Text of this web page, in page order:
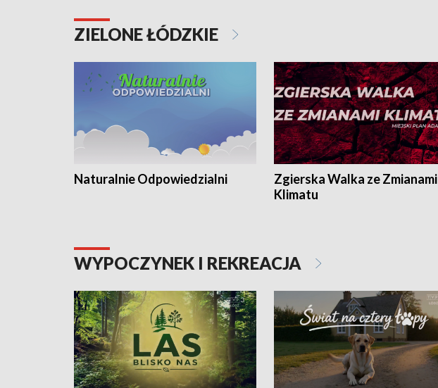
ZIELONE ŁÓDZKIE
Naturalnie Odpowiedzialni
Zgierska Walka ze Zmianami
Klimatu
WYPOCZYNEK I REKREACJA